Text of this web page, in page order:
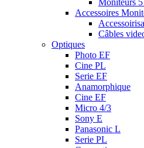
Accessoires
Câbles
Optiques
Photo EF
Cine PL
Serie EF
Anamorphique
Cine EF
Micro 4/3
Sony E
Panasonic L
Serie PL